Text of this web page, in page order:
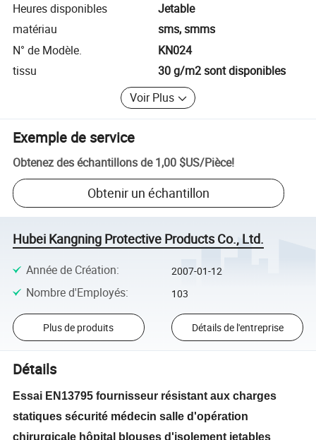
Heures disponibles
Jetable
matériau
sms, smms
N° de Modèle.
KN024
tissu
30 g/m2 sont disponibles
Voir Plus
Exemple de service
Obtenez des échantillons de 1,00 $US/Pièce!
Obtenir un échantillon
Hubei Kangning Protective Products Co., Ltd.
Année de Création: 2007-01-12
Nombre d'Employés: 103
Plus de produits Détails de l'entreprise
Détails
Essai EN13795 fournisseur résistant aux charges
statiques sécurité médecin salle d'opération
chirurgicale hôpital blouses d'isolement jetables